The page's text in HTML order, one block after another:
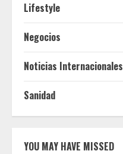
Lifestyle
Negocios
Noticias Internacionales
Sanidad
YOU MAY HAVE MISSED